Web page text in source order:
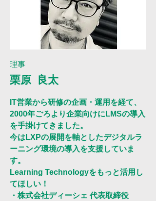
理事
​栗原 良太
IT営業から研修の企画・運用を経て、
2000年ごろより企業向けにLMSの導入
を手掛けてきました。
今はLXPの展開を軸としたデジタルラ
ーニング環境の導入を支援していま
す。
Learning Technologyをもっと活用し
てほしい！
・株式会社ディーシェ 代表取締役